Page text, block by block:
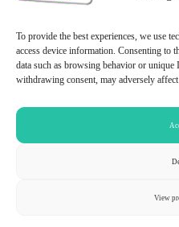
To provide the best experiences, we use
access device information. Consenting to
data such as browsing behavior or
withdrawing consent, may adversely
View
Datenschutzerklärung
© 2026 PT. Indonature Tours and